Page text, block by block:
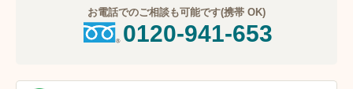
お電話でのご相談も可能です(携帯 OK)
0120-941-653